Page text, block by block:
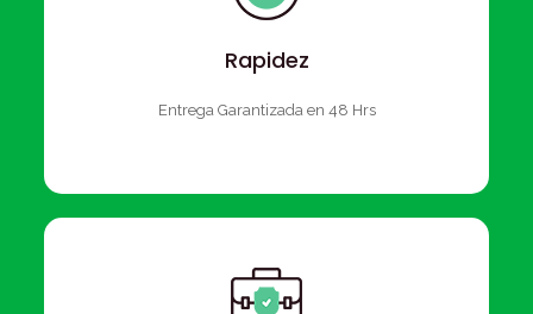
Rapidez
Entrega Garantizada en 48 Hrs